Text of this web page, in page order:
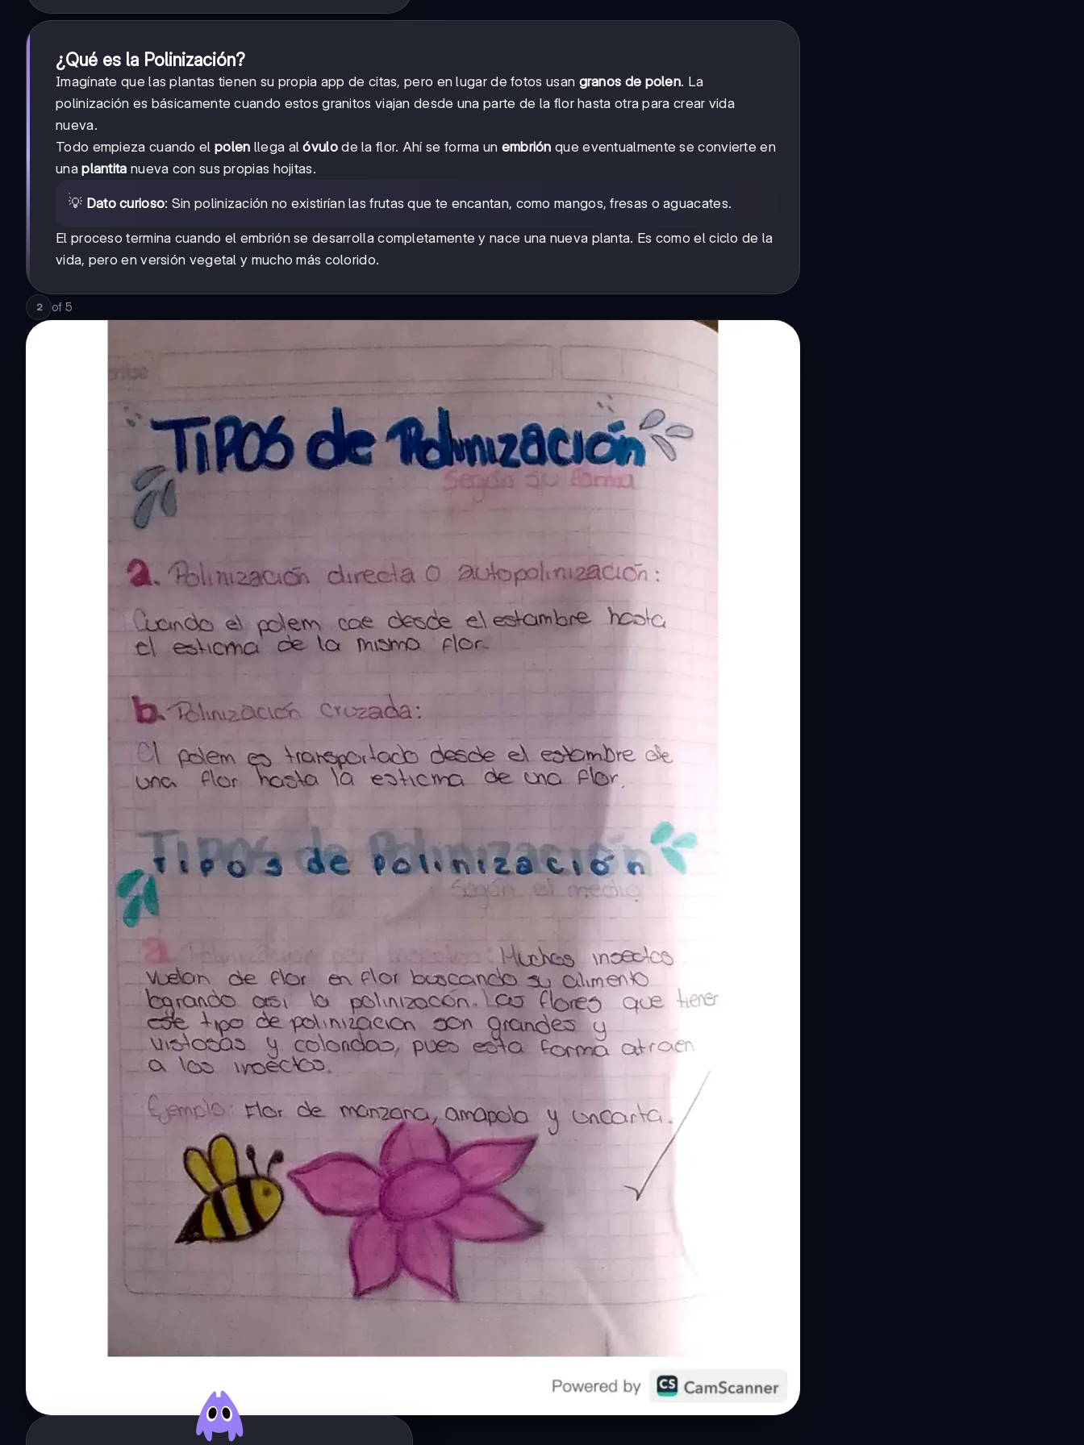
¿Qué es la Polinización?
Imagínate que las plantas tienen su propia app de citas, pero en lugar de fotos usan granos de polen. La
polinización es básicamente cuando estos granitos viajan desde una parte de la flor hasta otra para crear vida
nueva.
Todo empieza cuando el polen llega alóvulode la flor. Ahí se forma un embrión que eventualmente se convierte en
unaplantita nueva con sus propias hojitas.
💡 Dato curioso: Sin polinización no existirían las frutas que te encantan, como mangos, fresas o aguacates.
El proceso termina cuando el embrión se desarrolla completamente y nace una nueva planta. Es como el ciclo de la
vida, pero en versión vegetal y mucho más colorido.
2 of 5